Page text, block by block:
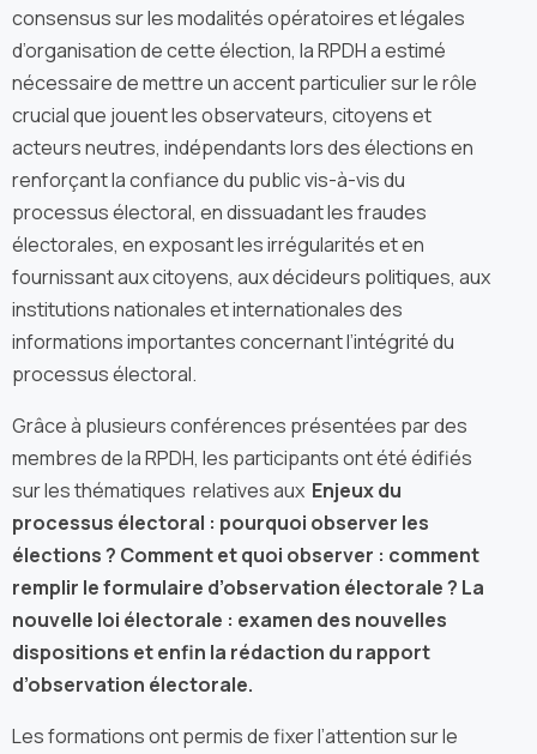
consensus sur les modalités opératoires et légales
d’organisation de cette élection, la RPDH a estimé
nécessaire de mettre un accent particulier sur le rôle
crucial que jouent les observateurs, citoyens et
acteurs neutres, indépendants lors des élections en
renforçant la confiance du public vis-à-vis du
processus électoral, en dissuadant les fraudes
électorales, en exposant les irrégularités et en
fournissant aux citoyens, aux décideurs politiques, aux
institutions nationales et internationales des
informations importantes concernant l’intégrité du
processus électoral.
Grâce à plusieurs conférences présentées par des
membres de la RPDH, les participants ont été édifiés
sur les thématiques relatives aux Enjeux du
processus électoral : pourquoi observer les
élections ? Comment et quoi observer : comment
remplir le formulaire d’observation électorale ? La
nouvelle loi électorale : examen des nouvelles
dispositions et enfin la rédaction du rapport
d’observation électorale.
Les formations ont permis de fixer l’attention sur le